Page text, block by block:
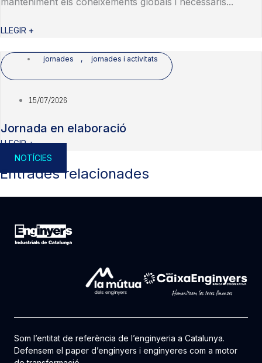
LLEGIR +
jornades , jornades i activitats
15/07/2026
Jornada en elaboració
LLEGIR +
NOTÍCIES
Entrades relacionades
Som l’entitat de referència de l’enginyeria a Catalunya.
Defensem el paper d’enginyers i enginyeres com a motor